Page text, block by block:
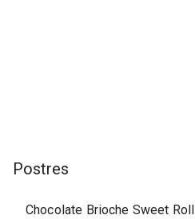
Postres
Chocolate Brioche Sweet Roll